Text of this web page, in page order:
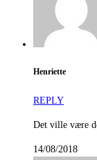
Henriette
REPLY
Det ville være
14/08/2018